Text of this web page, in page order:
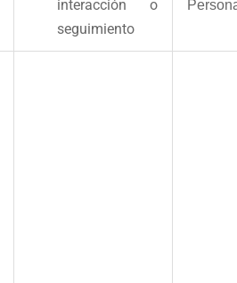
interacción o
seguimiento